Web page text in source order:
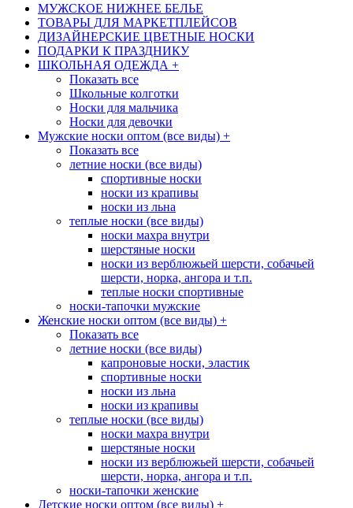
МУЖСКОЕ НИЖНЕЕ БЕЛЬЕ
ТОВАРЫ ДЛЯ МАРКЕТПЛЕЙСОВ
ДИЗАЙНЕРСКИЕ ЦВЕТНЫЕ НОСКИ
ПОДАРКИ К ПРАЗДНИКУ
ШКОЛЬНАЯ ОДЕЖДА +
Показать все
Школьные колготки
Носки для мальчика
Носки для девочки
Мужские носки оптом (все виды) +
Показать все
летние носки (все виды)
спортивные носки
носки из крапивы
носки из льна
теплые носки (все виды)
носки махра внутри
шерстяные носки
носки из верблюжьей шерсти, собачьей
шерсти, норка, ангора и т.п.
теплые носки спортивные
носки-тапочки мужские
Женские носки оптом (все виды) +
Показать все
летние носки (все виды)
капроновые носки, эластик
спортивные носки
носки из льна
носки из крапивы
теплые носки (все виды)
носки махра внутри
шерстяные носки
носки из верблюжьей шерсти, собачьей
шерсти, норка, ангора и т.п.
носки-тапочки женские
Детские носки оптом (все виды) +